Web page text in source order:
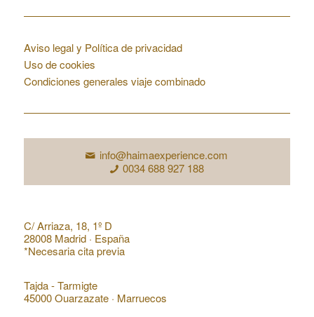
Aviso legal y Política de privacidad
Uso de cookies
Condiciones generales viaje combinado
info@haimaexperience.com
0034 688 927 188
C/ Arriaza, 18, 1º D
28008 Madrid · España
*Necesaria cita previa
Tajda - Tarmigte
45000 Ouarzazate · Marruecos